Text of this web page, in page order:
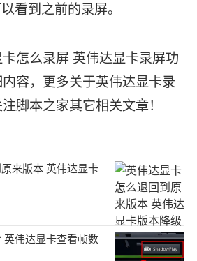
看到之前的录屏。
怎么录屏 英伟达显卡录屏功
容，更多关于英伟达显卡录
脚本之家其它相关文章！
来版本 英伟达显卡
伟达显卡查看帧数